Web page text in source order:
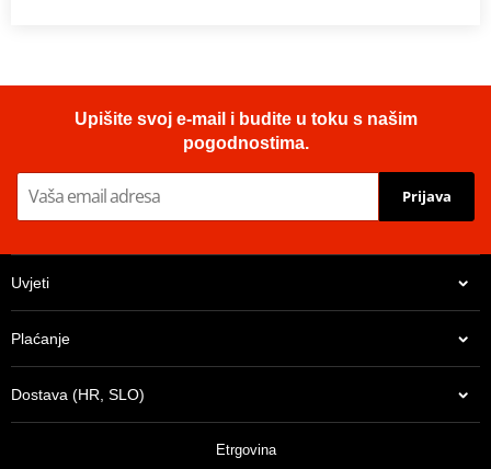
Upišite svoj e-mail i budite u toku s našim
pogodnostima.
Prijava
Uvjeti
Plaćanje
Dostava (HR, SLO)
Etrgovina